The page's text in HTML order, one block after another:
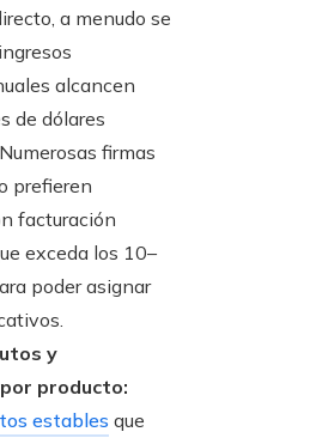
a menudo se
alcancen
de dólares
firmas
prefieren
facturación
exceda los 10–
poder asignar
y
producto:
estables que